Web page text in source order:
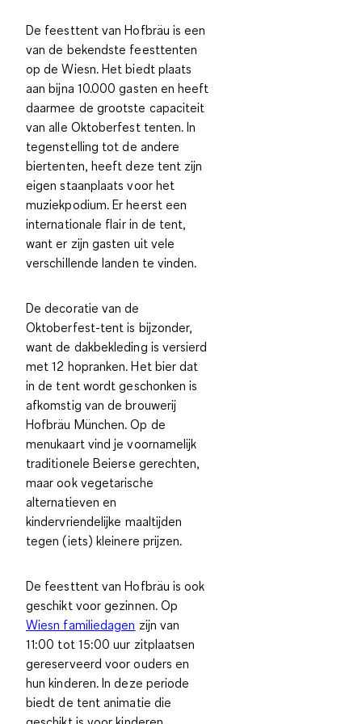
De feesttent van Hofbräu is een
van de bekendste feesttenten
op de Wiesn. Het biedt plaats
aan bijna 10.000 gasten en heeft
daarmee de grootste capaciteit
van alle Oktoberfest tenten. In
tegenstelling tot de andere
biertenten, heeft deze tent zijn
eigen staanplaats voor het
muziekpodium. Er heerst een
internationale flairin de tent,
want er zijn gasten uit vele
verschillende landen te vinden.
De decoratie van de
Oktoberfest-tent is bijzonder,
want de dakbekleding is versierd
met 12 hopranken. Het bier dat
in de tent wordt geschonken is
afkomstig van de brouwerij
Hofbräu München. Op de
menukaart vind je voornamelijk
traditionele Beierse gerechten,
maar ook vegetarische
alternatieven en
kindervriendelijke maaltijden
tegen (iets) kleinere prijzen.
De feesttent van Hofbräu is ook
geschikt voor gezinnen. Op
Wiesn familiedagen zijn van
11:00 tot 15:00 uur zitplaatsen
gereserveerd voor ouders en
hun kinderen. In deze periode
biedt de tent animatie die